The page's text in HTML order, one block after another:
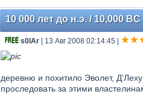
10 000 лет до н.э. / 10,000
s0lAr | 13 Авг 2008 02:14:45
деревню и похитило Эволет,
проследовать за этими